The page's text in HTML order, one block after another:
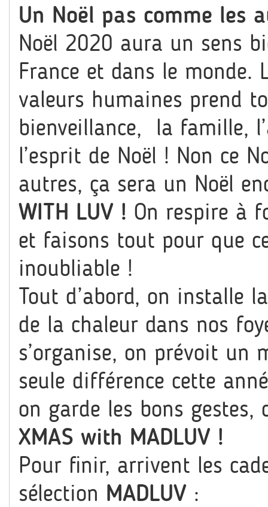
Un Noël pas comme les
Noël 2020 aura un sens
France et dans le monde.
valeurs humaines prend
bienveillance, la famille,
l’esprit de Noël ! Non ce
autres, ça sera un Noël
WITH LUV ! On respire à
et faisons tout pour que
inoubliable !
Tout d’abord, on installe
de la chaleur dans nos
s’organise, on prévoit un
seule différence cette
on garde les bons gestes,
XMAS with MADLUV !
Pour finir, arrivent les
sélection MADLUV :